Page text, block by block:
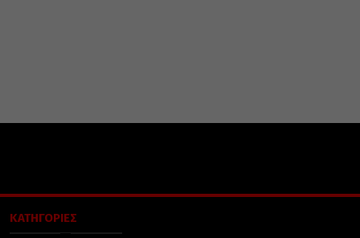
ΚΑΤΗΓΟΡΙΕΣ